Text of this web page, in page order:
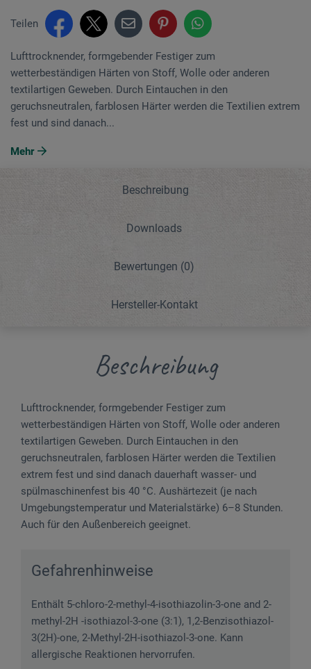
Teilen
Lufttrocknender, formgebender Festiger zum
wetterbeständigen Härten von Stoff, Wolle oder anderen
textilartigen Geweben. Durch Eintauchen in den
geruchsneutralen, farblosen Härter werden die Textilien extrem
fest und sind danach...
Mehr
Beschreibung
Downloads
Bewertungen (0)
Hersteller-Kontakt
Beschreibung
Lufttrocknender, formgebender Festiger zum
wetterbeständigen Härten von Stoff, Wolle oder anderen
textilartigen Geweben. Durch Eintauchen in den
geruchsneutralen, farblosen Härter werden die Textilien
extrem fest und sind danach dauerhaft wasser- und
spülmaschinenfest bis 40 °C. Aushärtezeit (je nach
Umgebungstemperatur und Materialstärke) 6–8 Stunden.
Auch für den Außenbereich geeignet.
Gefahrenhinweise
Enthält 5-chloro-2-methyl-4-isothiazolin-3-one and 2-
methyl-2H -isothiazol-3-one (3:1), 1,2-Benzisothiazol-
3(2H)-one, 2-Methyl-2H-isothiazol-3-one. Kann
allergische Reaktionen hervorrufen.